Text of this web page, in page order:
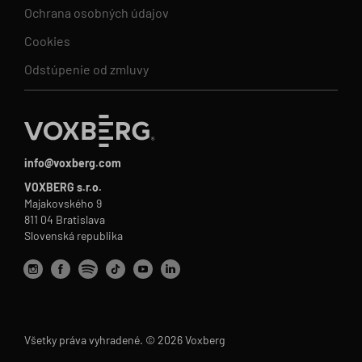
info@voxberg.com
VOXBERG s.r.o.
Majakovského 9
811 04 Bratislava
Slovenská republika
Ochrana osobných údajov
Cookies
Odstúpenie od zmluvy
Všetky práva vyhradené. © 2026 Voxberg